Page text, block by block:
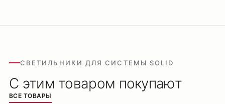
СВЕТИЛЬНИКИ ДЛЯ СИСТЕМЫ SOLID
С этим товаром покупают
ВСЕ ТОВАРЫ